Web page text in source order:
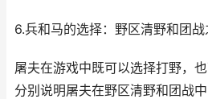
6.兵和马的选择：野区清野和团战
屠夫在游戏中既可以选择打野，
分别说明屠夫在野区清野和团战